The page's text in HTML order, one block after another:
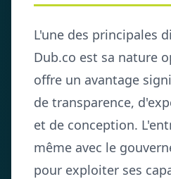
L'une des principales
Dub.co est sa nature
offre un avantage
de transparence,
et de conception.
même avec le
pour exploiter ses